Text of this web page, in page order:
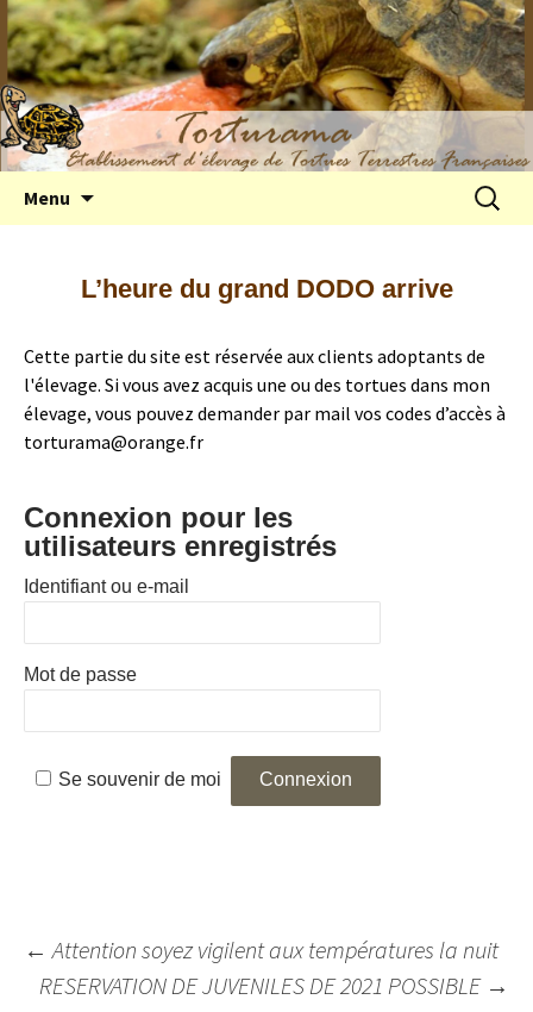
Elevage de tortues terrestres françaises
Hermann
Menu
L’heure du grand DODO arrive
Cette partie du site est réservée aux clients adoptants de
l'élevage. Si vous avez acquis une ou des tortues dans mon
élevage, vous pouvez demander par mail vos codes d’accès à
torturama@orange.fr
Connexion pour les
utilisateurs enregistrés
Identifiant ou e-mail
Mot de passe
Se souvenir de moi
Navigation
des
← Attention soyez vigilent aux températures la nuit
RESERVATION DE JUVENILES DE 2021 POSSIBLE →